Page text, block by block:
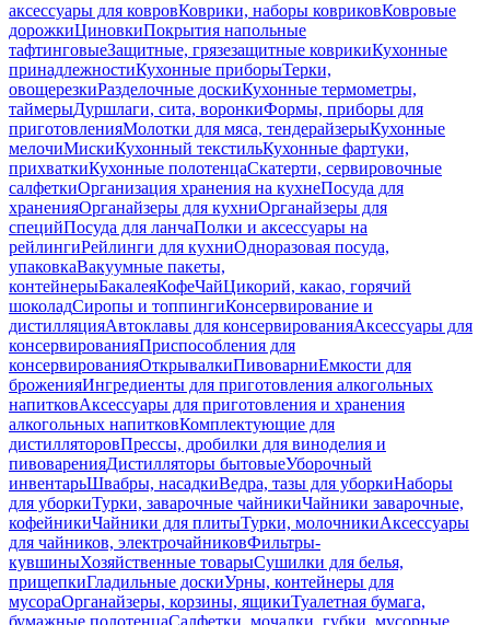
аксессуары для ковровКоврики, наборы ковриковКовровые
дорожкиЦиновкиПокрытия напольные
тафтинговыеЗащитные, грязезащитные коврикиКухонные
принадлежностиКухонные приборыТерки,
овощерезкиРазделочные доскиКухонные термометры,
таймерыДуршлаги, сита, воронкиФормы, приборы для
приготовленияМолотки для мяса, тендерайзерыКухонные
мелочиМискиКухонный текстильКухонные фартуки,
прихваткиКухонные полотенцаСкатерти, сервировочные
салфеткиОрганизация хранения на кухнеПосуда для
храненияОрганайзеры для кухниОрганайзеры для
специйПосуда для ланчаПолки и аксессуары на
рейлингиРейлинги для кухниОдноразовая посуда,
упаковкаВакуумные пакеты,
контейнерыБакалеяКофеЧайЦикорий, какао, горячий
шоколадСиропы и топпингиКонсервирование и
дистилляцияАвтоклавы для консервированияАксессуары для
консервированияПриспособления для
консервированияОткрывалкиПивоварниЕмкости для
броженияИнгредиенты для приготовления алкогольных
напитковАксессуары для приготовления и хранения
алкогольных напитковКомплектующие для
дистилляторовПрессы, дробилки для виноделия и
пивоваренияДистилляторы бытовыеУборочный
инвентарьШвабры, насадкиВедра, тазы для уборкиНаборы
для уборкиТурки, заварочные чайникиЧайники заварочные,
кофейникиЧайники для плитыТурки, молочникиАксессуары
для чайников, электрочайниковФильтры-
кувшиныХозяйственные товарыСушилки для белья,
прищепкиГладильные доскиУрны, контейнеры для
мусораОрганайзеры, корзины, ящикиТуалетная бумага,
бумажные полотенцаСалфетки, мочалки, губки, мусорные